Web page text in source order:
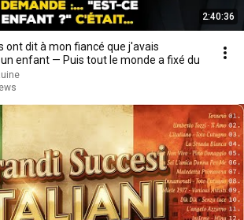
2:40:36
ont dit à mon fiancé que j'avais
enfant — Puis tout le monde a fixé du